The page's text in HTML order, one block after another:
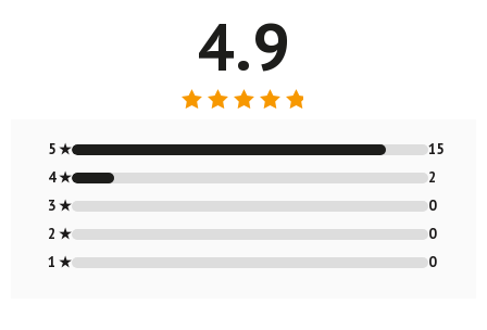
4.9
4.88/ 5
5 ★
15
4 ★
2
3 ★
0
2 ★
0
1 ★
0